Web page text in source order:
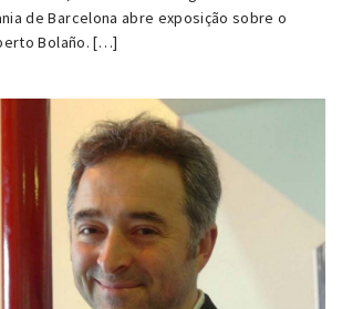
de Barcelona abre exposição sobre o
Bolaño. […]